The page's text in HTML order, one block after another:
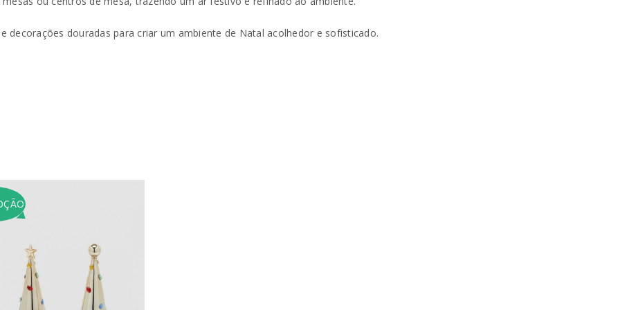
decorações douradas para criar um ambiente de Natal acolhedor e sofisticado.